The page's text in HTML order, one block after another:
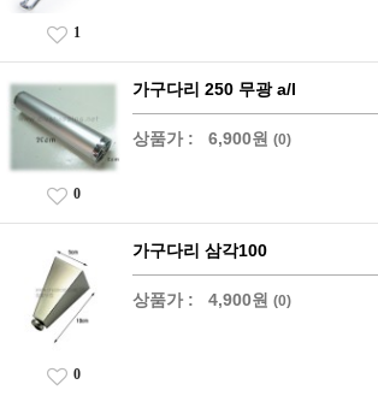
1
가구다리 250 무광 a/l
상품가 : 6,900원 (0)
0
가구다리 삼각100
상품가 : 4,900원 (0)
0